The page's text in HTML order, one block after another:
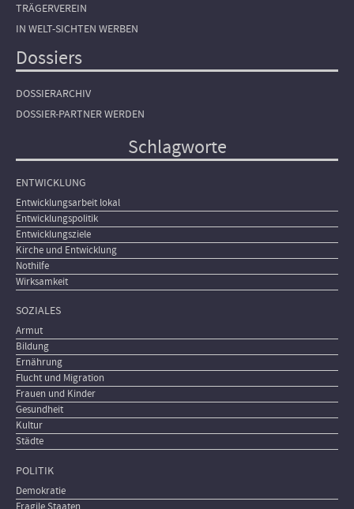
TRÄGERVEREIN
IN WELT-SICHTEN WERBEN
Dossiers
DOSSIERARCHIV
DOSSIER-PARTNER WERDEN
Schlagworte
ENTWICKLUNG
Entwicklungsarbeit lokal
Entwicklungspolitik
Entwicklungsziele
Kirche und Entwicklung
Nothilfe
Wirksamkeit
SOZIALES
Armut
Bildung
Ernährung
Flucht und Migration
Frauen und Kinder
Gesundheit
Kultur
Städte
POLITIK
Demokratie
Fragile Staaten